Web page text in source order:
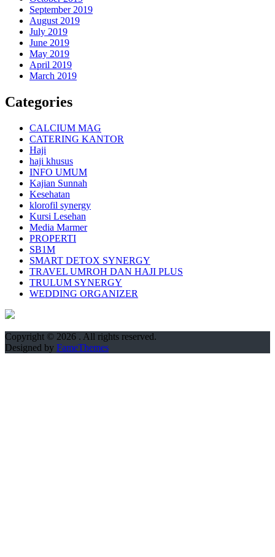
September 2019
August 2019
July 2019
June 2019
May 2019
April 2019
March 2019
Categories
CALCIUM MAG
CATERING KANTOR
Haji
haji khusus
INFO UMUM
Kajian Sunnah
Kesehatan
klorofil synergy
Kursi Lesehan
Media Marmer
PROPERTI
SB1M
SMART DETOX SYNERGY
TRAVEL UMROH DAN HAJI PLUS
TRULUM SYNERGY
WEDDING ORGANIZER
Copyright © 2026 . All rights reserved.
Designed by FameThemes